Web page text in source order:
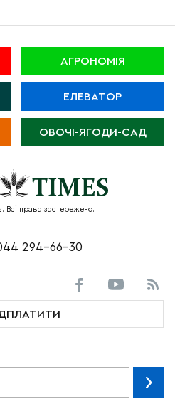
АГРОНОМІЯ
ЕЛЕВАТОР
ОВОЧІ-ЯГОДИ-САД
Всі права застережено.
294-66-30